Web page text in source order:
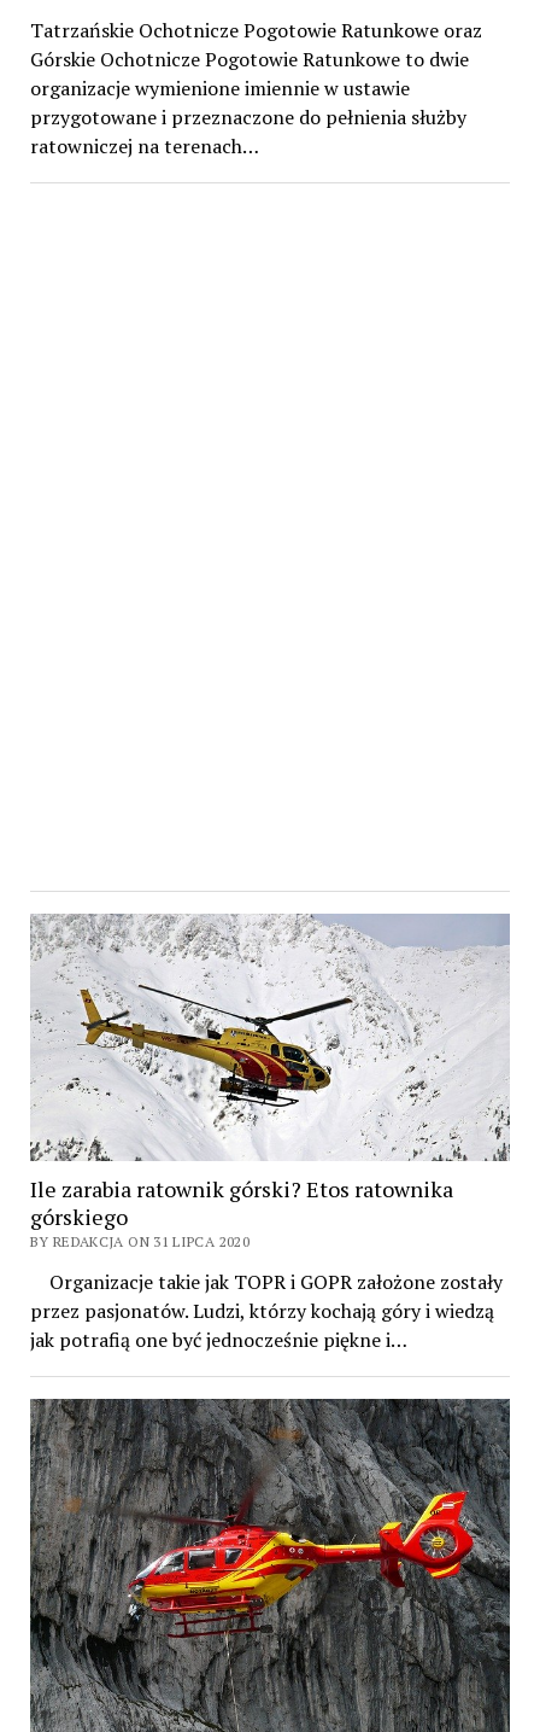
Tatrzańskie Ochotnicze Pogotowie Ratunkowe oraz
Górskie Ochotnicze Pogotowie Ratunkowe to dwie
organizacje wymienione imiennie w ustawie
przygotowane i przeznaczone do pełnienia służby
ratowniczej na terenach…
Ile zarabia ratownik górski? Etos ratownika
górskiego
BY REDAKCJA ON 31 LIPCA 2020
Organizacje takie jak TOPR i GOPR założone zostały
przez pasjonatów. Ludzi, którzy kochają góry i wiedzą
jak potrafią one być jednocześnie piękne i…